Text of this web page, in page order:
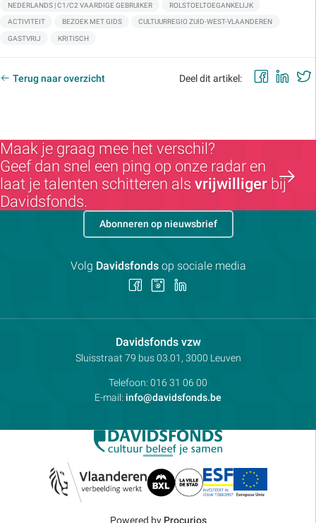
NEDERLANDS | C1/C2 VAARDIGE GEBRUIKER ROLSTOELTOEGANKELIJK
ACTIVITEIT BEZOEK MET GIDS CULTUURREGIO ZUID-WEST-VLAANDEREN
GASTVRIJ KRITISCH
Terug naar overzicht Deel dit artikel:
Maak je graag mee het verschil?
Geef dan snel een ping op onze radar en
laat je talenten schitteren als vrijwilliger bij
Davidsfonds.
Davidsfonds vzwContactpersoon:
Adres:
Sluisstraat 79 bus 03.01, 3000 Leuven
Telefoon: 016 31 06 00
E-mail: info@davidsfonds.be
Abonneren op nieuwsbrief
Volg Davidsfondsop sociale media
Volg Volg
Powered by Procurios